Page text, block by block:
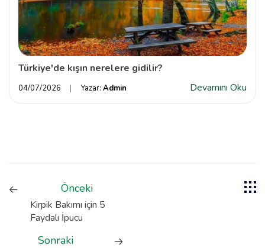
Türkiye'de kışın nerelere gidilir?
04/07/2026 Yazar: Admin Devamını Oku
Önceki
Kirpik Bakımı için 5
Faydalı İpucu
Sonraki